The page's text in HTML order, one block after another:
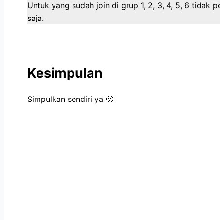
Untuk yang sudah join di grup 1, 2, 3, 4, 5, 6 tidak
saja.
Kesimpulan
Simpulkan sendiri ya 🙂